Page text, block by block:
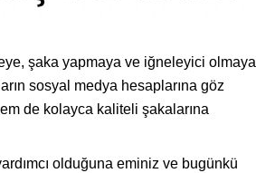
şaka yapmaya ve iğneleyici olmaya
sosyal medya hesaplarına göz
de kolayca kaliteli şakalarına
olduğuna eminiz ve bugünkü